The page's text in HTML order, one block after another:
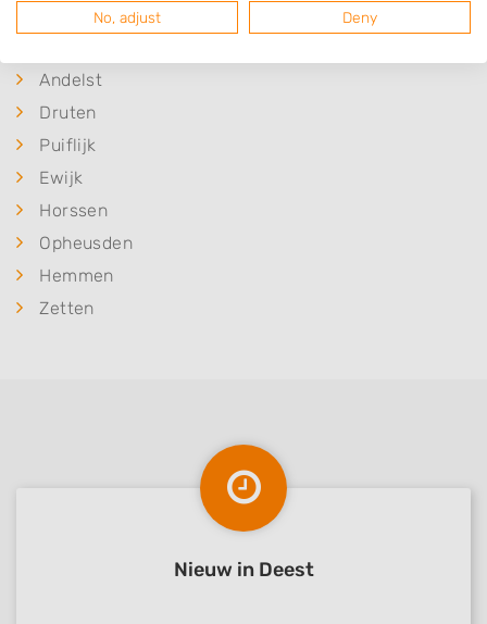
Winssen
Andelst
Druten
Puiflijk
Ewijk
Horssen
Opheusden
Hemmen
Zetten
Nieuw in Deest
No, adjust Deny